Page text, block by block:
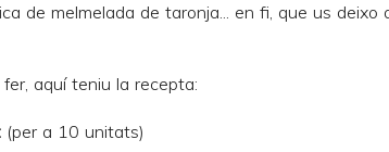
de melmelada de taronja... en fi, que us deixo
aquí teniu la recepta:
(per a 10 unitats)